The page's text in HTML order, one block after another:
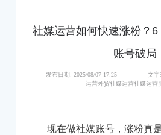
社媒运营如何快速涨粉？
账号破局
发布日期: 2025/08/07 17:25 文字
运营外贸社媒运营社媒运营
现在做社媒账号，涨粉真